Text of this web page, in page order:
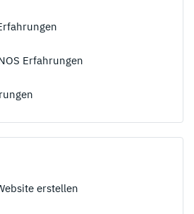
Erfahrungen
erstellen